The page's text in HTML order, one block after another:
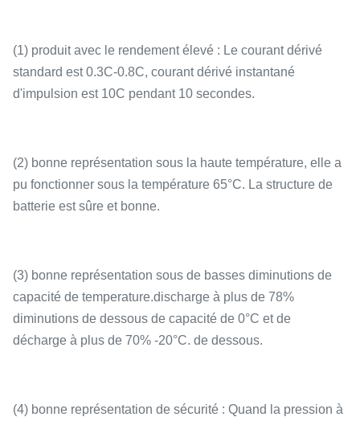
(1) produit avec le rendement élevé : Le courant dérivé
standard est 0.3C-0.8C, courant dérivé instantané
d'impulsion est 10C pendant 10 secondes.
(2) bonne représentation sous la haute température, elle a
pu fonctionner sous la température 65°C. La structure de
batterie est sûre et bonne.
(3) bonne représentation sous de basses diminutions de
capacité de temperature.discharge à plus de 78%
diminutions de dessous de capacité de 0°C et de
décharge à plus de 70% -20°C. de dessous.
(4) bonne représentation de sécurité : Quand la pression à